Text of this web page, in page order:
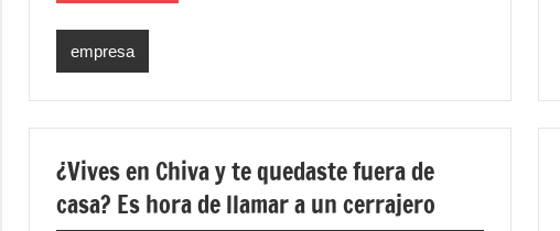
empresa
¿Vives en Chiva y te quedaste fuera de
casa? Es hora de llamar a un cerrajero